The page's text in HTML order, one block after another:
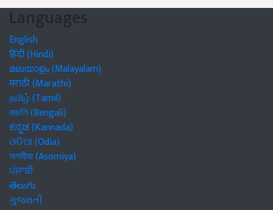
Languages
English
हिंदी (Hindi)
മലയാളം (Malayalam)
मराठी (Marathi)
தமிழ் (Tamil)
বাঙালি (Bengali)
ಕನ್ನಡ (Kannada)
ଓଡିଆ (Odia)
অসমীয়া (Asomiya)
ਪੰਜਾਬੀ
తెలుగు
ગુજરાતી